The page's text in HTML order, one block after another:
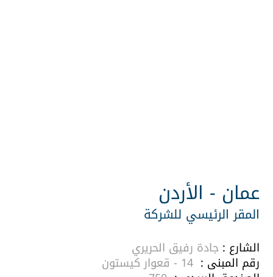
عمان - الأردن
المقر الرئيسي للشركة
الشارع :جادة رفيق الحريري
رقم المبنى :14 - قعوار كيستون